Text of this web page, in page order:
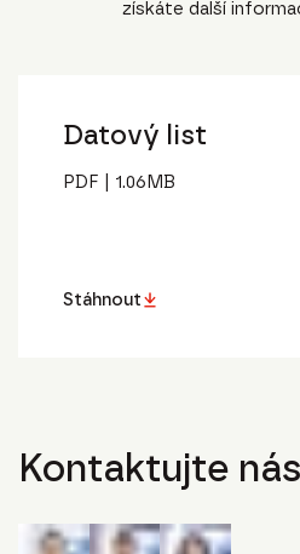
získáte další
Datový list
PDF 1.06 MB
Stáhnout
Kontaktujte